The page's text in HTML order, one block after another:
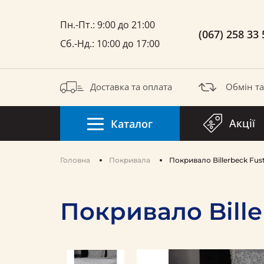
Пн.-Пт.: 9:00 до 21:00
Сб.-Нд.: 10:00 до 17:00
(067) 258 33
Доставка та оплата Обмін
Каталог Акції
Головна Покривала Покривало Billerbeck
Покривало